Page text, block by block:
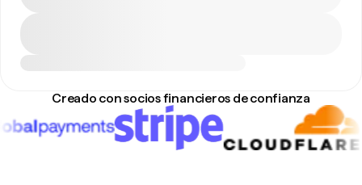
Creado con socios financieros de confianza